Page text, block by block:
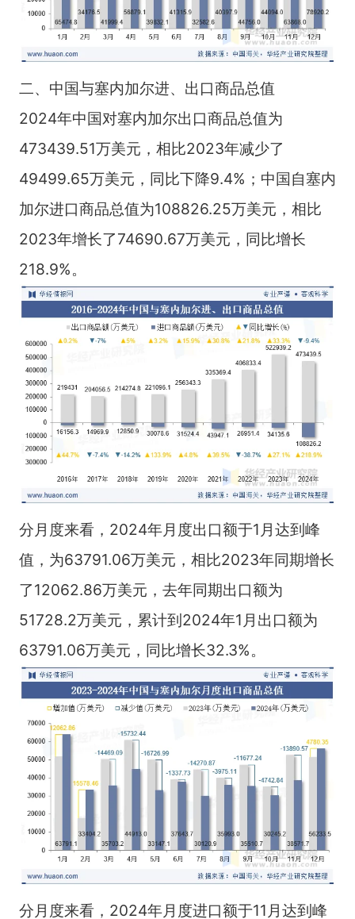
二、中国与塞内加尔进、出口商品总值
2024年中国对塞内加尔出口商品总值为
473439.51万美元，相比2023年减少了
49499.65万美元，同比下降9.4%；中国自塞内
加尔进口商品总值为108826.25万美元，相比
2023年增长了74690.67万美元，同比增长
218.9%。
分月度来看，2024年月度出口额于1月达到峰
值，为63791.06万美元，相比2023年同期增长
了12062.86万美元，去年同期出口额为
51728.2万美元，累计到2024年1月出口额为
63791.06万美元，同比增长32.3%。
分月度来看，2024年月度进口额于11月达到峰